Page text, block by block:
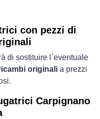
con pezzi di
di sostituire l´eventuale
originali a prezzi
Carpignano